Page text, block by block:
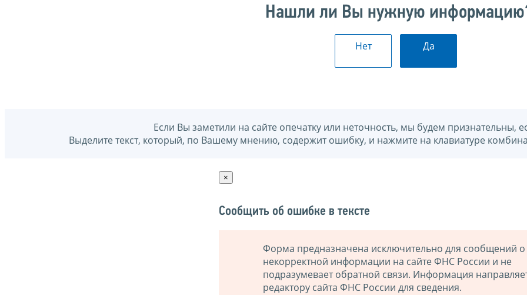
Нашли ли Вы нужную
Нет Да
Если Вы заметили на сайте опечатку или неточность, мы будем признательны,
Выделите текст, который, по Вашему мнению, содержит ошибку, и нажмите на клавиатуре
×
Сообщить об ошибке в тексте
Форма предназначена исключительно для сообщений о
некорректной информации на сайте ФНС России и не
подразумевает обратной связи. Информация
редактору сайта ФНС России для сведения.